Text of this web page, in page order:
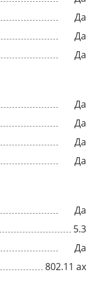
Да
Да
Да
Да
Да
Да
Да
Да
5.3
Да
802.11 ax